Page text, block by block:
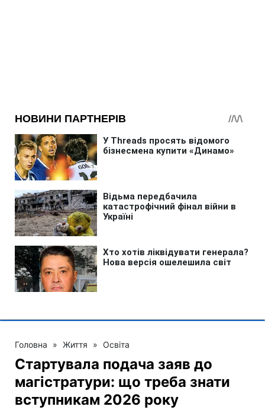
Головна » Життя » Освіта
Стартувала подача заяв до
магістратури: що треба знати
вступникам 2026 року